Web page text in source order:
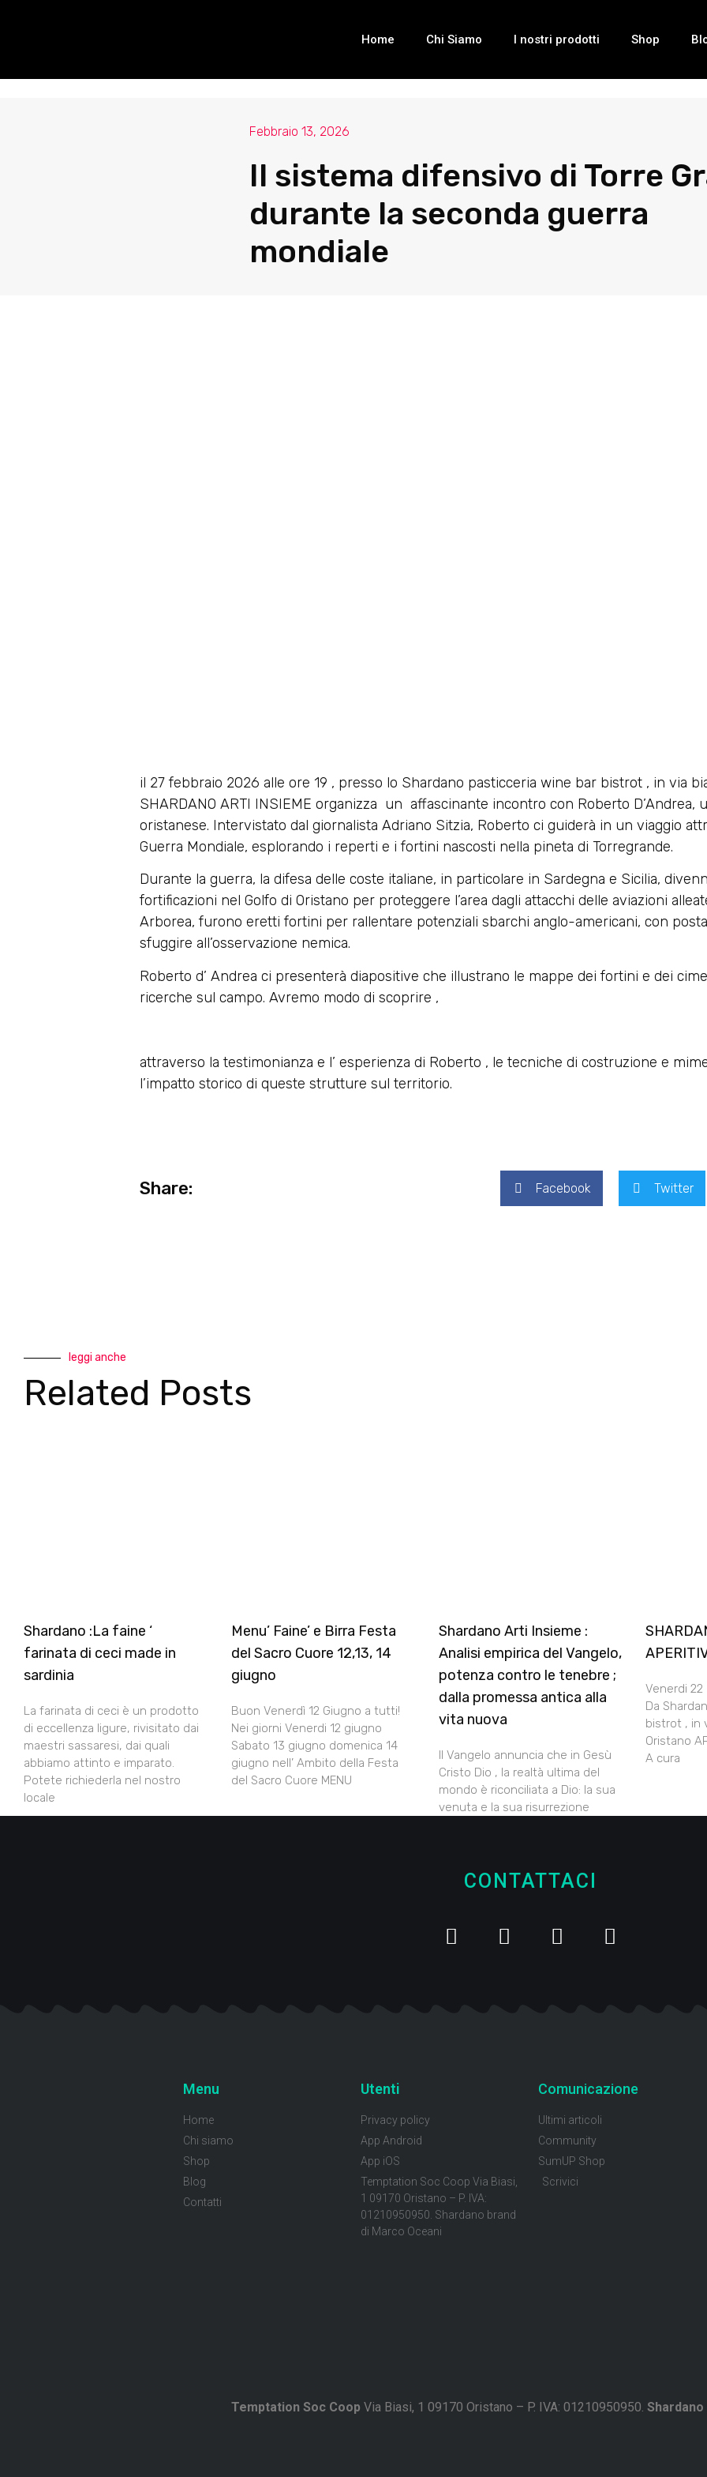
Home Chi Siamo I nostri prodotti Shop
Febbraio 13, 2026
Il sistema difensivo di Torre
durante la seconda guerra
mondiale
il 27 febbraio 2026 alle ore 19 , presso lo Shardano pasticceria wine bar bistrot , in via
SHARDANO ARTI INSIEME organizza un affascinante incontro con Roberto D’Andrea,
oristanese. Intervistato dal giornalista Adriano Sitzia, Roberto ci guiderà in un viaggio
Guerra Mondiale, esplorando i reperti e i fortini nascosti nella pineta di Torregrande.
Durante la guerra, la difesa delle coste italiane, in particolare in Sardegna e Sicilia,
fortificazioni nel Golfo di Oristano per proteggere l’area dagli attacchi delle aviazioni
Arborea, furono eretti fortini per rallentare potenziali sbarchi anglo-americani, con
sfuggire all’osservazione nemica.
Roberto d’ Andrea ci presenterà diapositive che illustrano le mappe dei fortini e dei
ricerche sul campo. Avremo modo di scoprire ,
attraverso la testimonianza e l’ esperienza di Roberto , le tecniche di costruzione e
l’impatto storico di queste strutture sul territorio.
Share: Facebook Twitter
leggi anche
Related Posts
Shardano :La faine ‘
farinata di ceci made in
sardinia
La farinata di ceci è un prodotto
di eccellenza ligure, rivisitato dai
maestri sassaresi, dai quali
abbiamo attinto e imparato.
Potete richiederla nel nostro
locale
Menu’ Faine’ e Birra Festa
del Sacro Cuore 12,13, 14
giugno
Buon Venerdì 12 Giugno a tutti!
Nei giorni Venerdi 12 giugno
Sabato 13 giugno domenica 14
giugno nell’ Ambito della Festa
del Sacro Cuore MENU
Shardano Arti Insieme :
Analisi empirica del Vangelo,
potenza contro le tenebre ;
dalla promessa antica alla
vita nuova
Il Vangelo annuncia che in Gesù
Cristo Dio , la realtà ultima del
mondo è riconciliata a Dio: la sua
venuta e la sua risurrezione
Venerdi
Da
bistrot , in
Oristano
A cura
CONTATTACI
Menu
Home
Chi siamo
Shop
Blog
Contatti
Utenti
Privacy policy
App Android
App iOS
Temptation Soc Coop Via Biasi,
1 09170 Oristano – P. IVA:
01210950950. Shardano brand
di Marco Oceani
Comunicazione
Ultimi articoli
Community
SumUP Shop
Scrivici
Temptation Soc Coop Via Biasi, 1 09170 Oristano – P. IVA: 01210950950. Shardano